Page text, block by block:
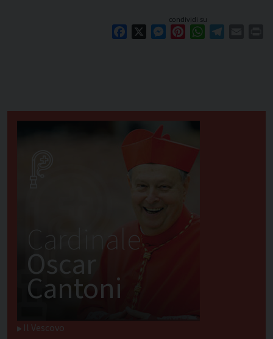
condividi su
Facebook Messenger
PinterestWhatsApp
Cardinale
Oscar
Cantoni
Il Vescovo